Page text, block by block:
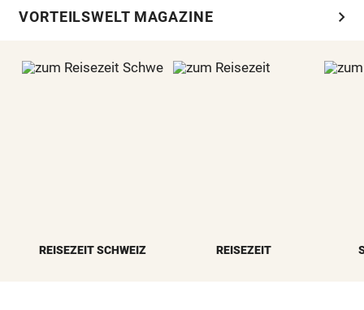
VORTEILSWELT MAGAZINE chevron_right
REISEZEIT SCHWEIZ REISEZEIT